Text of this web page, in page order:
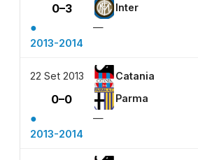
0–3 Inter
●
—
2013-2014
22 Set 2013 Catania
0–0 Parma
●
—
2013-2014